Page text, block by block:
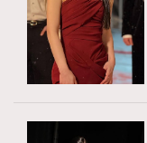
nmg.com.hk/